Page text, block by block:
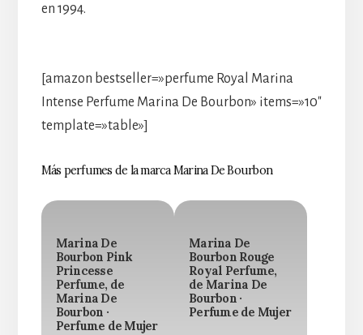
en 1994.
[amazon bestseller=»perfume Royal Marina
Intense Perfume Marina De Bourbon» items=»10″
template=»table»]
Más perfumes de la marca Marina De Bourbon
Marina De
Bourbon Pink
Princesse
Perfume, de
Marina De
Bourbon ·
Perfume de Mujer
Marina De
Bourbon Rouge
Royal Perfume,
de Marina De
Bourbon ·
Perfume de Mujer